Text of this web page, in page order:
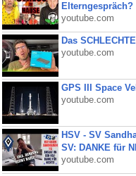
Elterngespräch?
youtube.com
Das
youtube.com
GPS III Space
youtube.com
HSV - SV
SV: DANKE für
youtube.com